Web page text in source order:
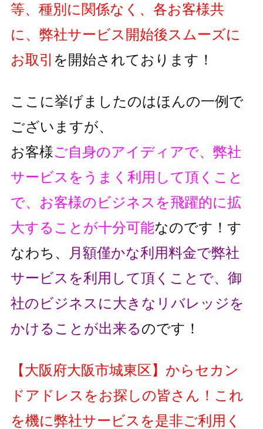
等、種別に関係なく、各お客様共
に、弊社サービス開始後スムーズに
お取引 を開始されております！
ここに挙げましたのはほんの一例で
ございますが、
お客様ご自身のアイディアで、弊社
サービスをうまく利用して頂くこと
で、 お客様のビジネスを飛躍的に拡
大することが十分可能なのです！ す
なわち、
月額僅かな利用料金で弊社
サービスを利用して頂くことで、 御
社のビジネスに大きなリバレッジを
かけることが出来るのです！
【大阪府大阪市城東区】 からセカン
ドアドレスをお探しの皆さん！これ
を機に弊社サービスを是非ご利用く